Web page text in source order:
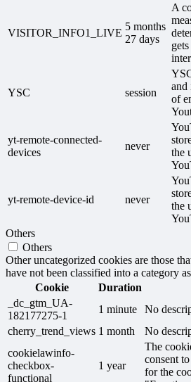
VISITOR_INFO1_LIVE
5 months
27 days
A
YSC session
and
of
yt-remote-connected-
devices
never
the
yt-remote-device-id never
the
Others
Others
Other uncategorized cookies are those
have not been classified into a category
Cookie
Duration
_dc_gtm_UA-
182177275-1
1 minute
No
cherry_trend_views 1 month
No
cookielawinfo-
checkbox-
functional
1 year
The
consent
for the